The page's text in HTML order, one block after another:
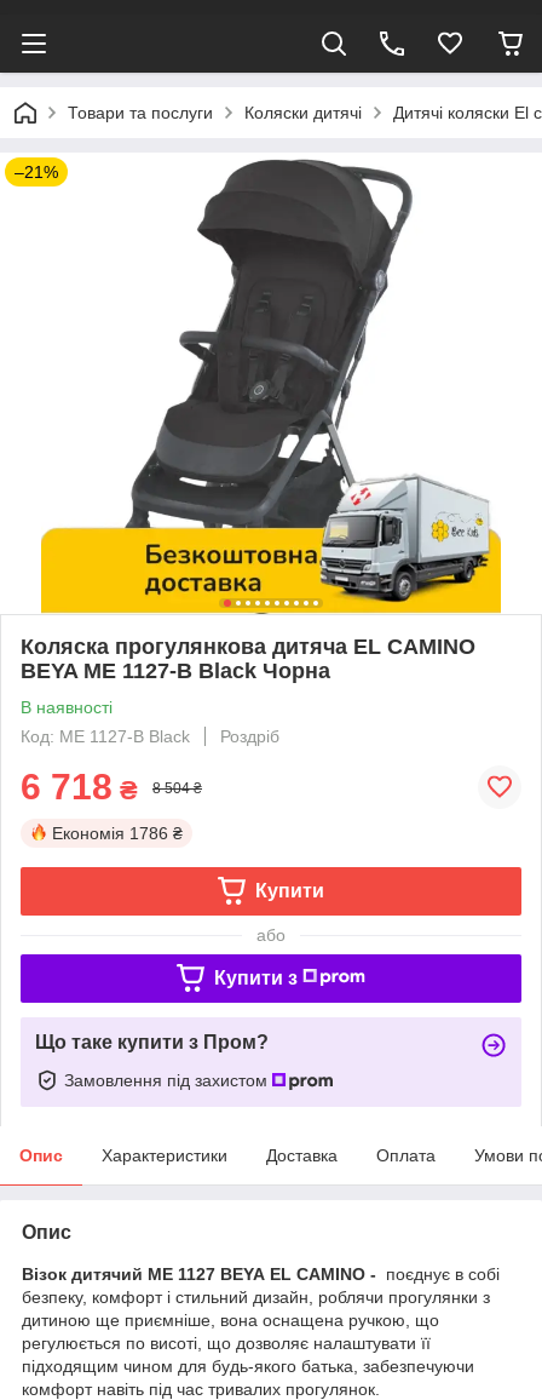
Товари та послуги Коляски дитячі Дитячі коляски El
–21%
Коляска прогулянкова дитяча EL CAMINO
BEYA ME 1127-B Black Чорна
В наявності
Код: ME 1127-B Black
Роздріб
6 718 ₴ 8 504 ₴
Економія 1786 ₴
Купити
або
Купити з
Що таке купити з Пром?
Замовлення під захистом
Опис Характеристики Доставка Оплата Умови
Опис
Візок дитячий ME 1127 BEYA EL CAMINO - поєднує в собі
безпеку, комфорт і стильний дизайн, роблячи прогулянки з
дитиною ще приємніше, вона оснащена ручкою, що
регулюється по висоті, що дозволяє налаштувати її
підходящим чином для будь-якого батька, забезпечуючи
комфорт навіть під час тривалих прогулянок.